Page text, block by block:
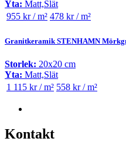
Yta: Matt,Slät
955 kr / m² 478 kr / m²
Granitkeramik STENHAMN
Storlek: 20x20 cm
Yta: Matt,Slät
1 115 kr / m² 558 kr / m²
Kontakt